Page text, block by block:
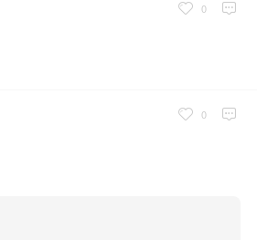
0
0